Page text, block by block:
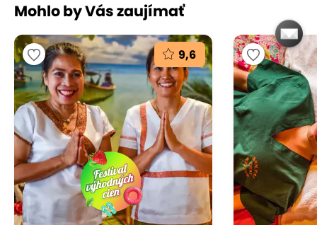
Mohlo by Vás zaujímať
9,6